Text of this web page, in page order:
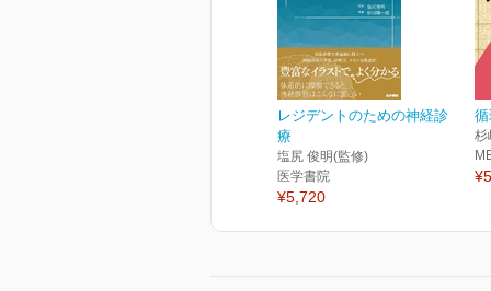
レジデントのための神経診
療
塩尻 俊明(監修)
医学書院
¥5,720
杉